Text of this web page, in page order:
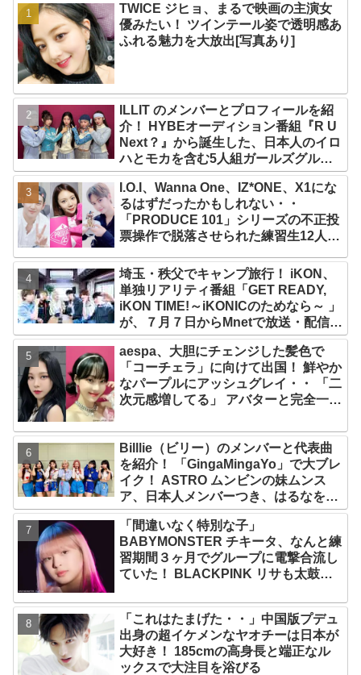
TWICE ジヒョ、まるで映画の主演女
優みたい！ ツインテール姿で透明感あ
ふれる魅力を大放出[写真あり]
ILLIT のメンバーとプロフィールを紹
介！ HYBEオーディション番組『R U
Next？』から誕生した、日本人のイロ
ハとモカを含む5人組ガールズグルー
プ！ デビュー曲「Magnetic」がいき
なりの大ヒット
I.O.I、Wanna One、IZ*ONE、X1にな
るはずだったかもしれない・・
「PRODUCE 101」シリーズの不正投
票操作で脱落させられた練習生12人の
埼玉・秩父でキャンプ旅行！ iKON、
単独リアリティ番組「GET READY,
iKON TIME!～iKONICのためなら～ 」
が、７月７日からMnetで放送・配信ス
タート
aespa、大胆にチェンジした髪色で
「コーチェラ」に向けて出国！ 鮮やか
なパープルにアッシュグレイ・・ 「二
次元感増してる」 アバターと完全一致
Billlie（ビリー）のメンバーと代表曲
を紹介！ 「GingaMingaYo」で大ブレ
イク！ ASTRO ムンビンの妹ムンス
ア、日本人メンバーつき、はるなを要
する７人組ガールズグループ！ その魅
力を徹底チェック
「間違いなく特別な子」
BABYMONSTER チキータ、なんと練
習期間３ヶ月でグループに電撃合流し
ていた！ BLACKPINK リサも太鼓
唸らせる
「これはたまげた・・」中国版プデュ
出身の超イケメンなヤオチーは日本が
大好き！ 185cmの高身長と端正なル
ックスで大注目を浴びる